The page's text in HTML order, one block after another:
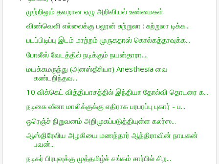
முற்றிலும் தவறான ஏழு அறிவியல் உண்மைகள்.
விண்வெளி எல்லைக்கு பலூன் சுற்றுலா : சுற்றுலா டிக்க...
படப்பிடிப்பு இடம் மாற்றம் முருகதாஸ் கொல்கத்தாவுக்க...
போலீஸ் வேடத்தில் நடிக்கும் நயன்தாரா....
மயக்கமருந்து (அனஸ்தீசியா) Anesthesia வை
கண்டறிந்தவ...
10 விக்கெட் வித்தியாசத்தில் இந்தியா தோல்வி தொடரை க...
நடிகை வீனா மாலிக்குக்கு எதிராக பரபரப்பு புகார் - ப...
ஒரெஞ்ச் நிறு­வனம் அறி­மு­கப்­ப­டுத்­தி­யுள்ள கலர்ஸ...
ஆஸ்திரேலிய அழகியை மணந்தார் ஆந்திராவின் நாயகன்
பவன்...
நடிகர் பிரபுவுக்கு முத்தமிழ்ச் சங்கம் சார்பில் சிற...